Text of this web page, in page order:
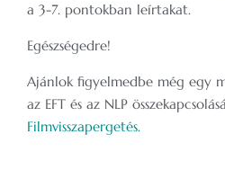
a 3-7. pontokban leírtakat.
Egészségedre!
Ajánlok figyelmedbe még egy
az EFT és az NLP
Filmvisszapergetés.